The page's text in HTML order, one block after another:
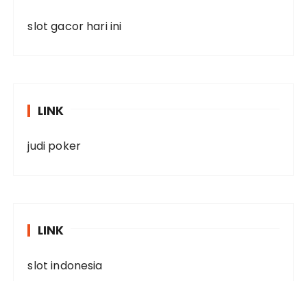
slot gacor hari ini
LINK
judi poker
LINK
slot indonesia